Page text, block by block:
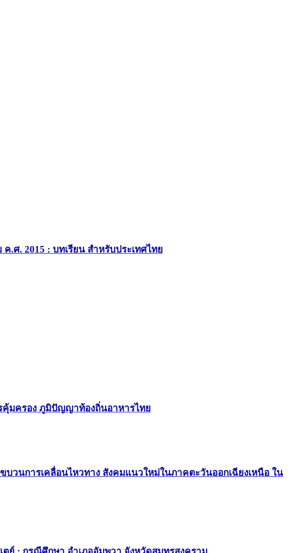
ศ. 2015 : บทเรียน สำหรับประเทศไทย
คุ้มครอง ภูมิปัญญาท้องถิ่นอาหารไทย
วนการเคลื่อนไหวทาง สังคมแนวใหม่ในภาคตะวันออกเฉียงเหนือ ใน